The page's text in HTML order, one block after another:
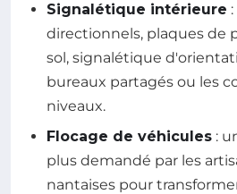
Signalétique intérieure
directionnels, plaques de
sol, signalétique
bureaux partagés ou les
niveaux.
Flocage de véhicules :
plus demandé par les
nantaises pour